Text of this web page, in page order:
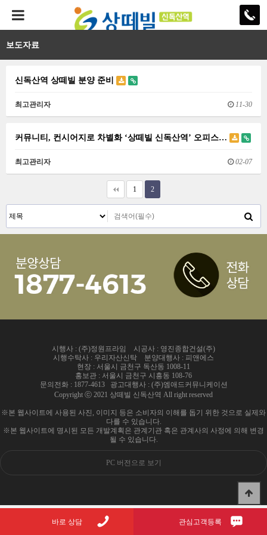
보도자료
신독산역 상떼빌 분양 준비
최고관리자 11-30
커뮤니티, 컨시어지로 차별화 ‘상떼빌 신독산역’ 오피스…
최고관리자 02-07
1 2
시행사 : (주)정원프라임 시공사 : 영진종합건설(주)
시행수탁사 : 우리자산신탁 분양대행사 : 피앤에스
현장 : 서울시 금천구 독산동 1008-11
홍보관 : 서울시 금천구 시흥동 108-76
문의전화 : 1877-4613 광고대행사 : (주)엠애드커뮤니케이션
Copyright ⓒ 2021 상떼빌 신독산역 All right reserved
※본 웹사이트에 사용된 사진, 이미지 등은 소비자의 이해를 돕기 위한 것으로 실제와
다를 수 있습니다.
※본 웹사이트에 명시된 모든 개발계획은 관계기관 혹은 관계사의 사정에 의해 변경
될 수 있습니다.
PC 버전으로 보기
바로 상담 관심고객등록